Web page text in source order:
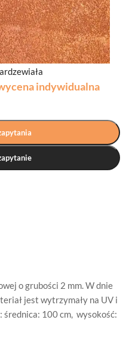
o grubości 2 mm. W dnie
jest wytrzymały na UV i
średnica: 100 cm, wysokość:
indywidualna